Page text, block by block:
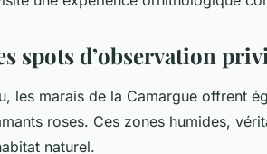
spots d’observation
les marais de la Camargue offrent
roses. Ces zones humides,
naturel.